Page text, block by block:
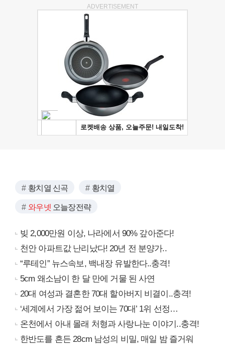
ADVERTISEMENT
황치열 신곡 황치열
와우넷 오늘장전략
빚 2,000만원 이상, 나라에서 90% 갚아준다!
천안 아파트값 난리났다! 20년 전 분양가..
“루테인” 뉴스속보, 백내장 유발한다..충격!
5cm 왜소남이 한 달 만에 거물 된 사연
20대 여성과 결혼한 70대 할아버지 비결이..충격!
‘세계에서 가장 젊어 보이는 70대’ 1위 선정…
온천에서 아내 몰래 처형과 사랑나눈 이야기..충격!
한반도를 흔든 28cm 남성의 비밀, 매일 밤 즐거워